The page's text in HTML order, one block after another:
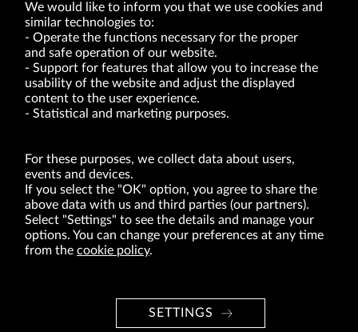
VRG S.A. | 10 Pilotów Street | 31-462 Kraków
Tax Identification Number: 675-000-03-61
District Court for Kraków-Śródmieście in Kraków
XI Economic Department of the National Court Register number 0000047082
of act of 8.03.2013 on combating excessive late payment in commercial transactions
(Journal of Laws of 2019, item 118 as amended).
BRANDS
We would like to inform you that we use cookies and
similar technologies to:
Operate the functions necessary for the proper
and safe operation of our website.
Support for features that allow you to increase the
usability of the website and adjust the displayed
content to the user experience.
Statistical and marketing purposes.
For these purposes, we collect data about users,
events and devices.
If you select the "OK" option, you agree to share the
above data with us and third parties (our partners).
Select "Settings" to see the details and manage your
options. You can change your preferences at any time
from the cookie policy.
SETTINGS